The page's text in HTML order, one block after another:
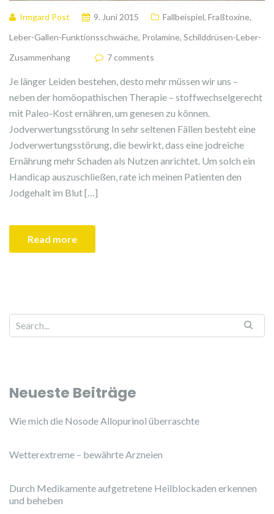
Irmgard Post 9. Juni 2015 Fallbeispiel, Fraßtoxine,
Leber-Gallen-Funktionsschwäche, Prolamine, Schilddrüsen-Leber-
Zusammenhang
7 comments
Je länger Leiden bestehen, desto mehr müssen wir uns –
neben der homöopathischen Therapie – stoffwechselgerecht
mit Paleo-Kost ernähren, um genesen zu können.
Jodverwertungsstörung In sehr seltenen Fällen besteht eine
Jodverwertungsstörung, die bewirkt, dass eine jodreiche
Ernährung mehr Schaden als Nutzen anrichtet. Um solch ein
Handicap auszuschließen, rate ich meinen Patienten den
Jodgehalt im Blut […]
Read more
Search for:
Neueste Beiträge
Wie mich die Nosode Allopurinol überraschte
Wetterextreme – bewährte Arzneien
Durch Medikamente aufgetretene Heilblockaden erkennen
und beheben